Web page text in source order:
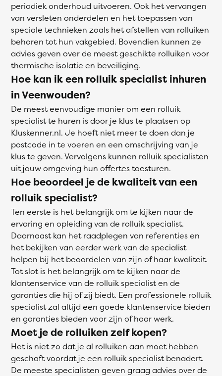
periodiek onderhoud uitvoeren. Ook het vervangen
van versleten onderdelen en het toepassen van
speciale technieken zoals het afstellen van rolluiken
behoren tot hun vakgebied. Bovendien kunnen ze
advies geven over de meest geschikte rolluiken voor
thermische isolatie en beveiliging.
Hoe kan ik een rolluik specialist inhuren
in Veenwouden?
De meest eenvoudige manier om een rolluik
specialist te huren is door je klus te plaatsen op
Kluskenner.nl. Je hoeft niet meer te doen dan je
postcode in te voeren en een omschrijving van je
klus te geven. Vervolgens kunnen rolluik specialisten
uit jouw omgeving hun offertes toesturen.
Hoe beoordeel je de kwaliteit van een
rolluik specialist?
Ten eerste is het belangrijk om te kijken naar de
ervaring en opleiding van de rolluik specialist.
Daarnaast kan het raadplegen van referenties en
het bekijken van eerder werk van de specialist
helpen bij het beoordelen van zijn of haar kwaliteit.
Tot slot is het belangrijk om te kijken naar de
klantenservice van de rolluik specialist en de
garanties die hij of zij biedt. Een professionele rolluik
specialist zal altijd een goede klantenservice bieden
en garanties bieden voor zijn of haar werk.
Moet je de rolluiken zelf kopen?
Het is niet zo dat je al rolluiken aan moet hebben
geschaft voordat je een rolluik specialist benadert.
De meeste specialisten geven graag advies over de